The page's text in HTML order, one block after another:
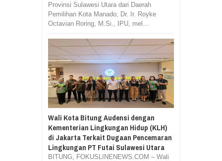
Provinsi Sulawesi Utara dari Daerah
Pemilihan Kota Manado, Dr. Ir. Royke
Octavian Roring, M.Si., IPU, mel...
Wali Kota Bitung Audensi dengan
Kementerian Lingkungan Hidup (KLH)
di Jakarta Terkait Dugaan Pencemaran
Lingkungan PT Futai Sulawesi Utara
BITUNG, FOKUSLINENEWS.COM – Wali